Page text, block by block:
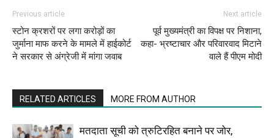
Previous article
स्टोन क्रशरों पर लगा करोड़ों का
जुर्माना माफ करने के मामले में हाईकोर्ट
ने सरकार से अंग्रेजी में मांगा जवाब
Next article
पूर्व मुख्यमंत्री का विपक्ष पर निशाना,
कहा- भ्रष्टाचार और परिवारवाद मिटाने
वाले हैं पीएम मोदी
RELATED ARTICLES MORE FROM AUTHOR
मतदाता सूची को त्रुटिरहित बनाने पर जोर,